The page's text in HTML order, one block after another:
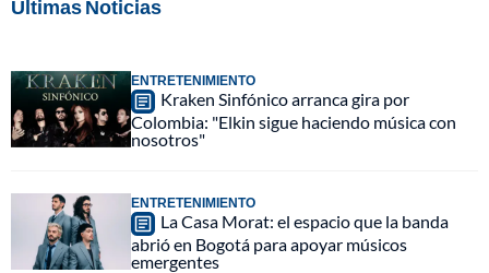
Últimas Noticias
ENTRETENIMIENTO
Kraken Sinfónico arranca gira por
Colombia: "Elkin sigue haciendo música con
nosotros"
ENTRETENIMIENTO
La Casa Morat: el espacio que la banda
abrió en Bogotá para apoyar músicos
emergentes